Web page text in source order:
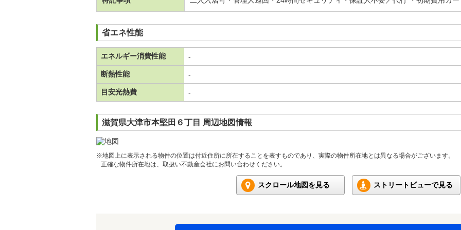
省エネ性能
エネルギー消費性能 -
断熱性能 -
目安光熱費 -
滋賀県大津市本堅田６丁目 周辺地図情報
※地図上に表示される物件の位置は付近住所に所在することを表すものであり、実際の物件所在地とは異なる場合がございます。
正確な物件所在地は、取扱い不動産会社にお問い合わせください。
スクロール地図を見る ストリートビューで見る